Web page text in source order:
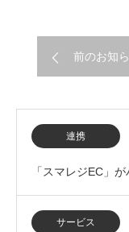
前のお知
連携
「スマレジEC」
「Yoom」とのAPI
サービス